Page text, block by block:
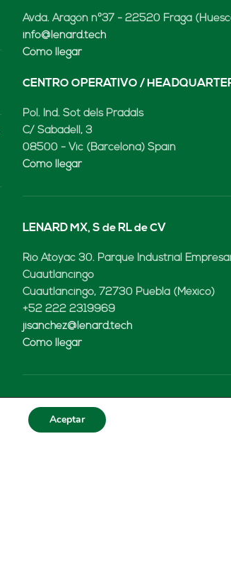
Avda. Aragón nº37 - 22520 Fraga
info@lenard.tech
Cómo llegar
CENTRO OPERATIVO /
Pol. Ind. Sot dels Pradals
C/ Sabadell, 3
08500 - Vic (Barcelona) Spain
Cómo llegar
LENARD MX, S de RL de CV
Rio Atoyac 30. Parque Industrial
Cuautlancingo
Cuautlancingo, 72730 Puebla (México)
+52 222 2319969
jisanchez@lenard.tech
Cómo llegar
LENARD USA CORP
Aceptar